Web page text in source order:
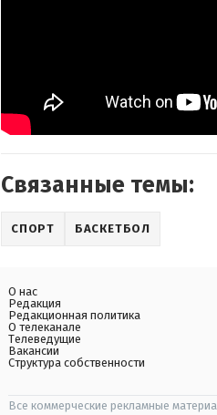
Связанные темы:
СПОРТ БАСКЕТБОЛ
О нас
Редакция
Редакционная политика
О телеканале
Телеведущие
Вакансии
Структура собственности
Все коммерческие рекламные